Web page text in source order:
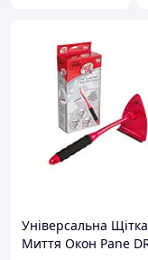
Універсальна
Миття Окон Pane